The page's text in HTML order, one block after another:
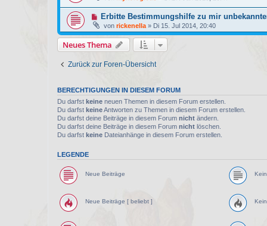
Erbitte Bestimmungshilfe zu mir
von rickenella » Di 15. Jul 2014, 20:40
Neues Thema
Zurück zur Foren-Übersicht
BERECHTIGUNGEN IN DIESEM FORUM
Du darfst keine neuen Themen in diesem Forum erstellen.
Du darfst keineAntworten zu Themen in diesem Forum erstellen.
Du darfst deine Beiträge in diesem Forum nicht ändern.
Du darfst deine Beiträge in diesem Forum nicht löschen.
Du darfst keine Dateianhänge in diesem Forum erstellen.
LEGENDE
Neue Beiträge
Neue Beiträge [ beliebt ]